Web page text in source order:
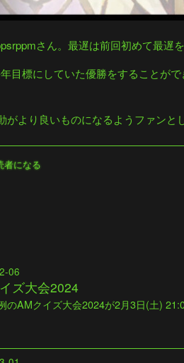
さん。最遅は前回初めて最遅
目標にしていた優勝をすることが
がより良いものになるようファン
者になる
06
ズ大会2024
のAMクイズ大会2024が2月3日(土)